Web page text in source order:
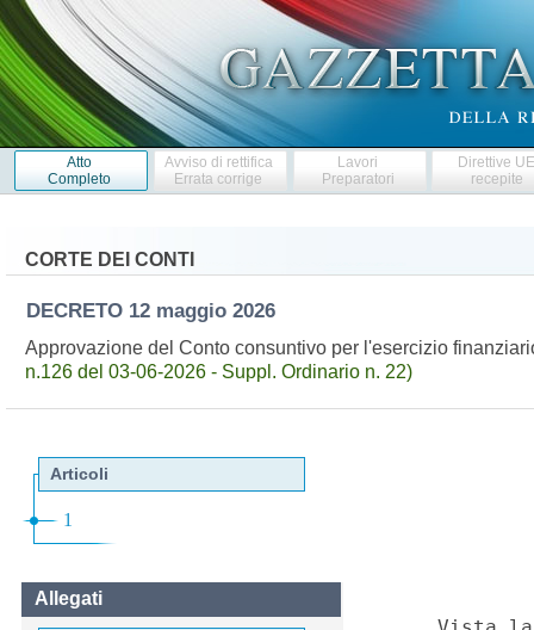
Atto
Completo
Avviso di rettifica
Errata corrige
Lavori
Preparatori
Direttive
recepite
CORTE DEI CONTI
DECRETO 12 maggio 2026
Approvazione del Conto consuntivo per l'esercizio
n.126 del 03-06-2026 - Suppl. Ordinario n. 22)